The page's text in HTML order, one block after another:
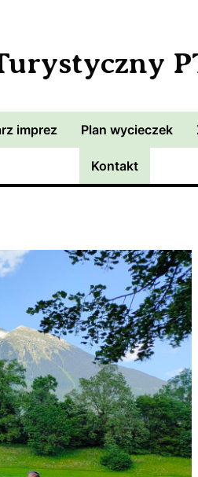
imprez Plan wycieczek
Kontakt